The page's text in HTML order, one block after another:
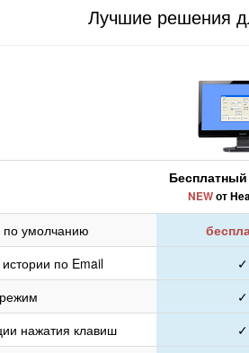
Лучшие решения
NEWот
по умолчанию
по Email
✓
✓
нажатия клавиш
✓